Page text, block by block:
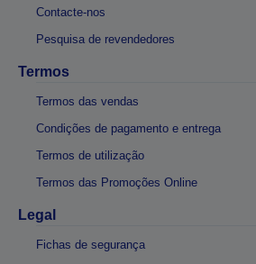
Contacte-nos
Pesquisa de revendedores
Termos
Termos das vendas
Condições de pagamento e entrega
Termos de utilização
Termos das Promoções Online
Legal
Fichas de segurança